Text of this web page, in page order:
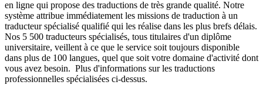
en ligne qui propose des traductions de très grande qualité. Notre
système attribue immédiatement les missions de traduction à un
traducteur spécialisé qualifié qui les réalise dans les plus brefs délais.
Nos 5 500 traducteurs spécialisés, tous titulaires d'un diplôme
universitaire, veillent à ce que le service soit toujours disponible
dans plus de 100 langues, quel que soit votre domaine d'activité dont
vous avez besoin. Plus d'informations sur les traductions
professionnelles spécialisées ci-dessus.